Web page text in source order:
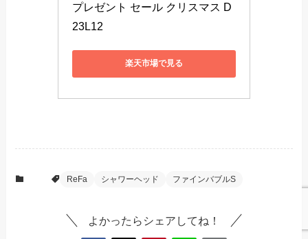
プレゼント セール クリスマス D
23L12
楽天市場で見る
ReFa シャワーヘッド ファインバブルS
よかったらシェアしてね！